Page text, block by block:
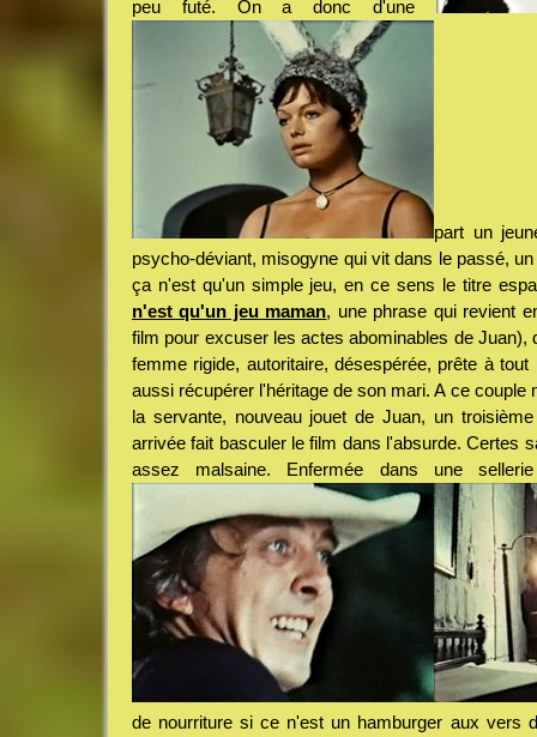
peu futé. On a donc d'une
part un
psycho-déviant, misogyne qui vit dans le passé,
ça n'est qu'un simple jeu, en ce sens le titre
n'est qu'un jeu maman, une phrase qui revient
film pour excuser les actes abominables de Juan),
femme rigide, autoritaire, désespérée, prête à
aussi récupérer l'héritage de son mari. A ce couple
la servante, nouveau jouet de Juan, un
arrivée fait basculer le film dans l'absurde. Certes
assez malsaine. Enfermée dans une
de nourriture si ce n'est un hamburger aux vers